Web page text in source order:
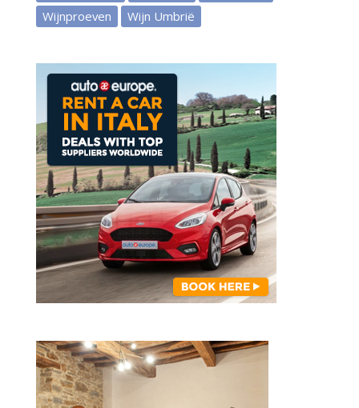
Wijnproeven
Wijn Umbrië